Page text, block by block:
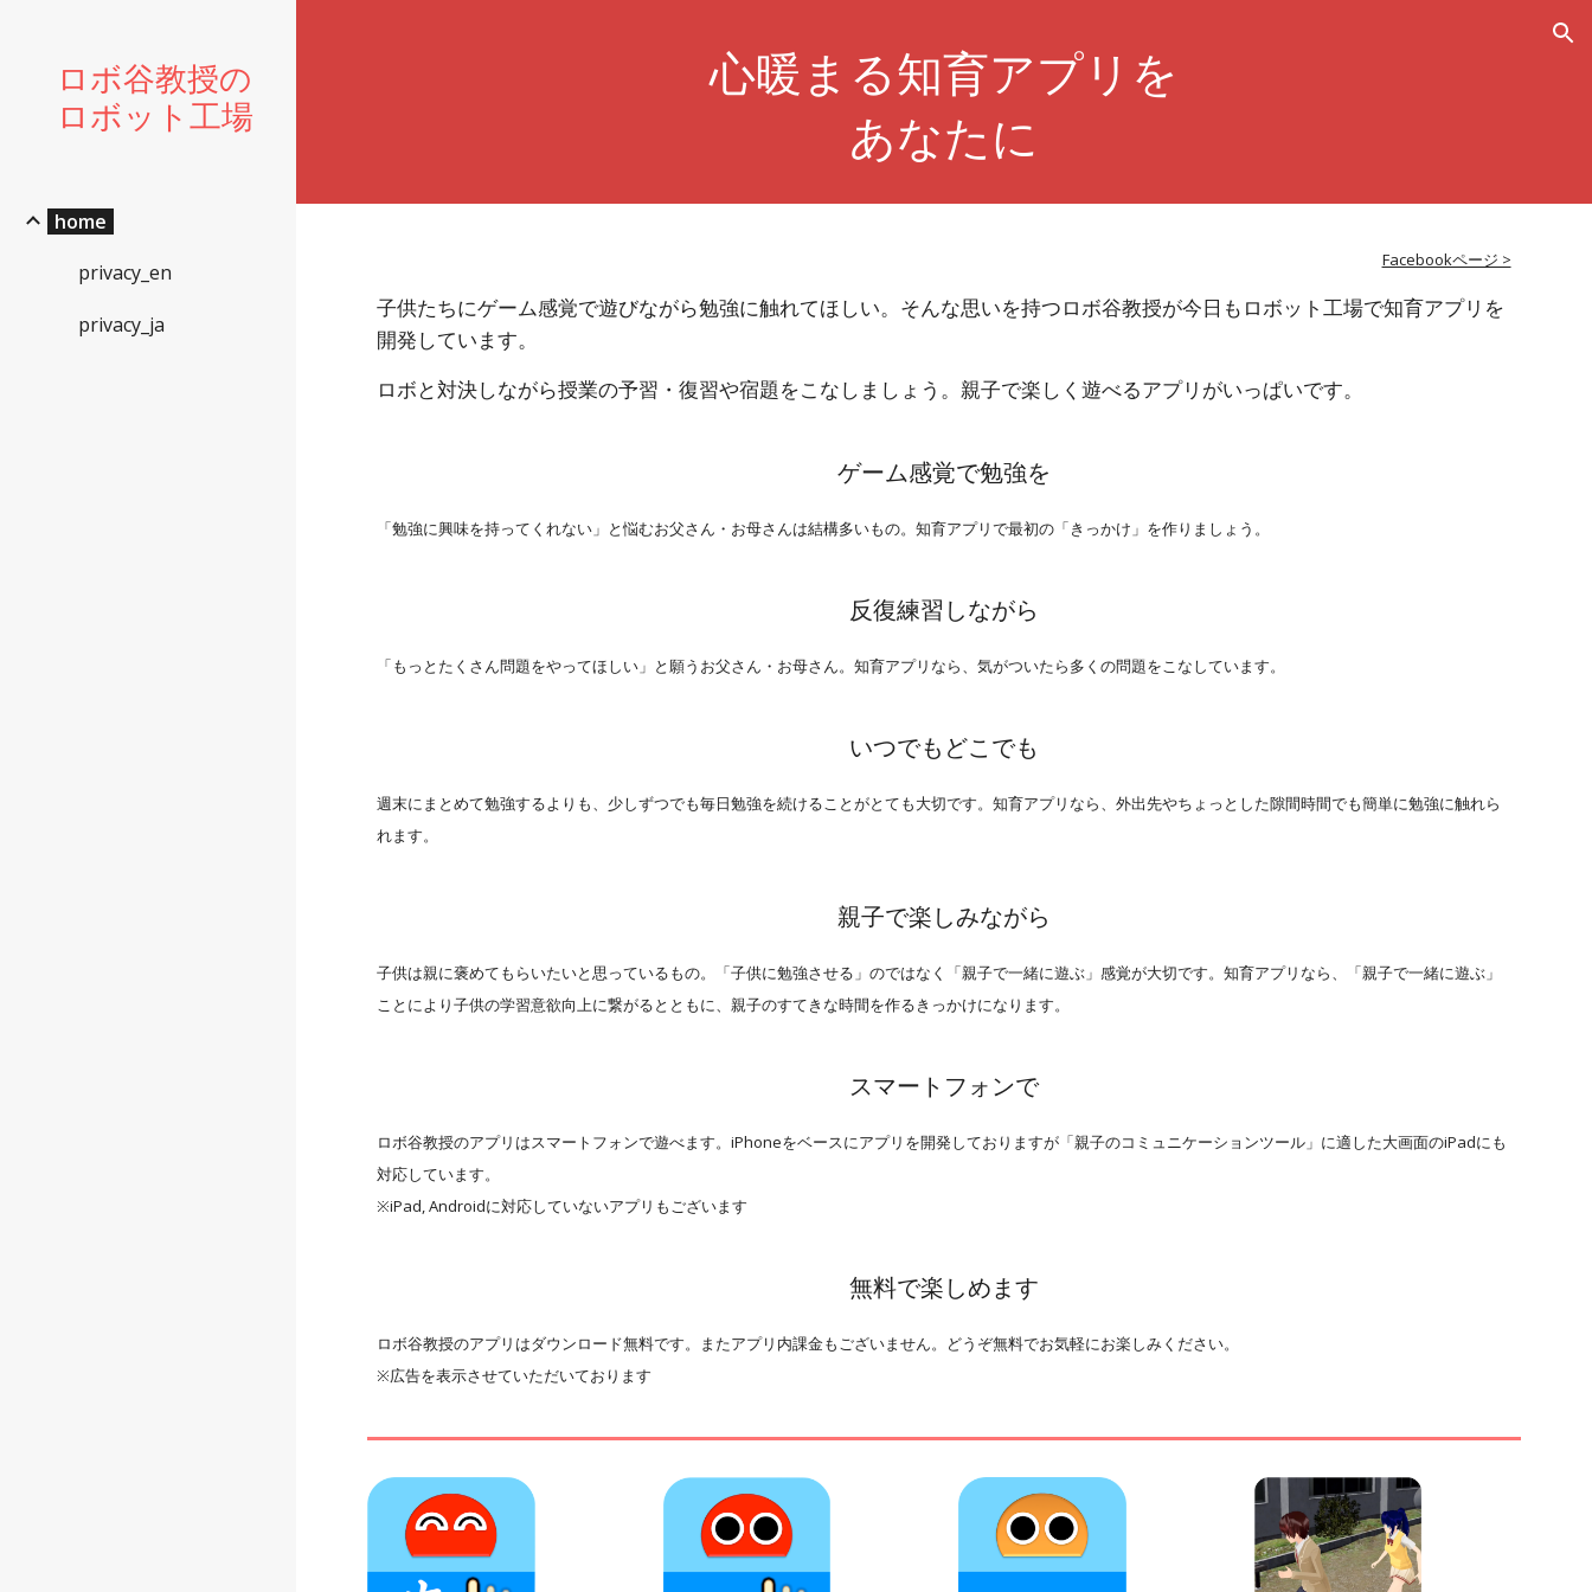
ロボ谷教授の
ロボット工場
home
privacy_en
privacy_ja
心暖まる知育アプリを
あなたに
Facebookページ >
子供たちにゲーム感覚で遊びながら勉強に触れてほしい。そんな思いを持つロボ谷教授が今日もロボット工場で知育アプリを
開発しています。
ロボと対決しながら授業の予習・復習や宿題をこなしましょう。親子で楽しく遊べるアプリがいっぱいです。
ゲーム感覚で勉強を
「勉強に興味を持ってくれない」と悩むお父さん・お母さんは結構多いもの。知育アプリで最初の「きっかけ」を作りましょう。
反復練習しながら
「もっとたくさん問題をやってほしい」と願うお父さん・お母さん。知育アプリなら、気がついたら多くの問題をこなしています。
いつでもどこでも
週末にまとめて勉強するよりも、少しずつでも毎日勉強を続けることがとても大切です。知育アプリなら、外出先やちょっとした隙間時間でも簡単に勉強に触れら
れます。
親子で楽しみながら
子供は親に褒めてもらいたいと思っているもの。「子供に勉強させる」のではなく「親子で一緒に遊ぶ」感覚が大切です。知育アプリなら、「親子で一緒に遊ぶ」
ことにより子供の学習意欲向上に繋がるとともに、親子のすてきな時間を作るきっかけになります。
スマートフォンで
ロボ谷教授のアプリはスマートフォンで遊べます。iPhoneをベースにアプリを開発しておりますが「親子のコミュニケーションツール」に適した大画面のiPadにも
対応しています。
※iPad, Androidに対応していないアプリもございます
無料で楽しめます
ロボ谷教授のアプリはダウンロード無料です。またアプリ内課金もございません。どうぞ無料でお気軽にお楽しみください。
※広告を表示させていただいております